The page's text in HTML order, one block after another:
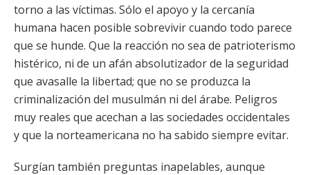
torno a las víctimas. Sólo el apoyo y la cercanía
humana hacen posible sobrevivir cuando todo parece
que se hunde. Que la reacción no sea de patrioterismo
histérico, ni de un afán absolutizador de la seguridad
que avasalle la libertad; que no se produzca la
criminalización del musulmán ni del árabe. Peligros
muy reales que acechan a las sociedades occidentales
y que la norteamericana no ha sabido siempre evitar.
Surgían también preguntas inapelables, aunque